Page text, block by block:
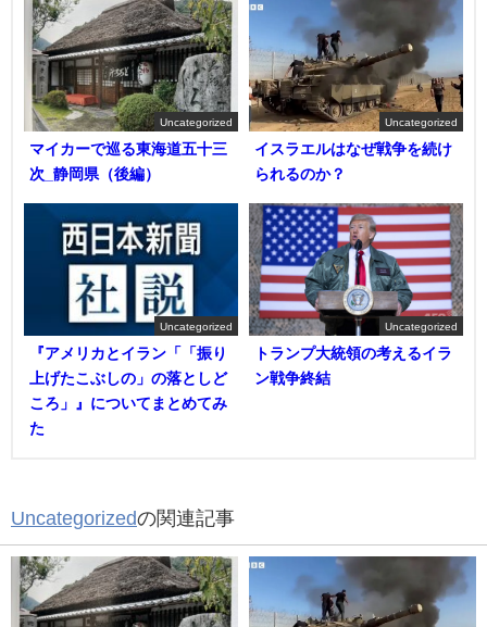
Uncategorized
マイカーで巡る東海道五十三
次_静岡県（後編）
Uncategorized
イスラエルはなぜ戦争を続け
られるのか？
Uncategorized
『アメリカとイラン「「振り
上げたこぶしの」の落としど
ころ」』についてまとめてみ
た
Uncategorized
トランプ大統領の考えるイラ
ン戦争終結
Uncategorizedの関連記事